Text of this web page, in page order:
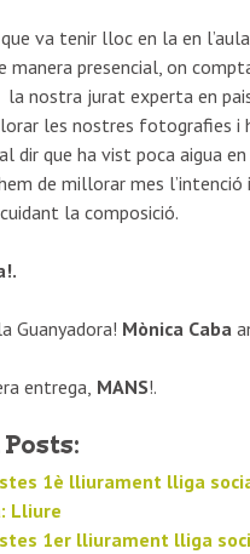
va tenir lloc en la en
manera presencial, on
la nostra jurat experta en
les nostres fotografies i
dir que ha vist poca aigua
de millorar mes l’intenció
la composició.
Guanyadora! Mònica Caba
entrega, MANS!.
1è lliurament lliga
Lliure
1er lliurament lliga